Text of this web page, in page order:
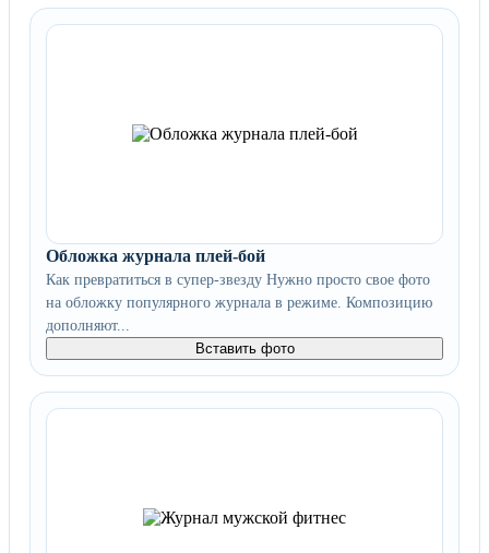
Обложка журнала плей-бой
Как превратиться в супер-звезду Нужно просто свое фото
на обложку популярного журнала в режиме. Композицию
дополняют...
Вставить фото